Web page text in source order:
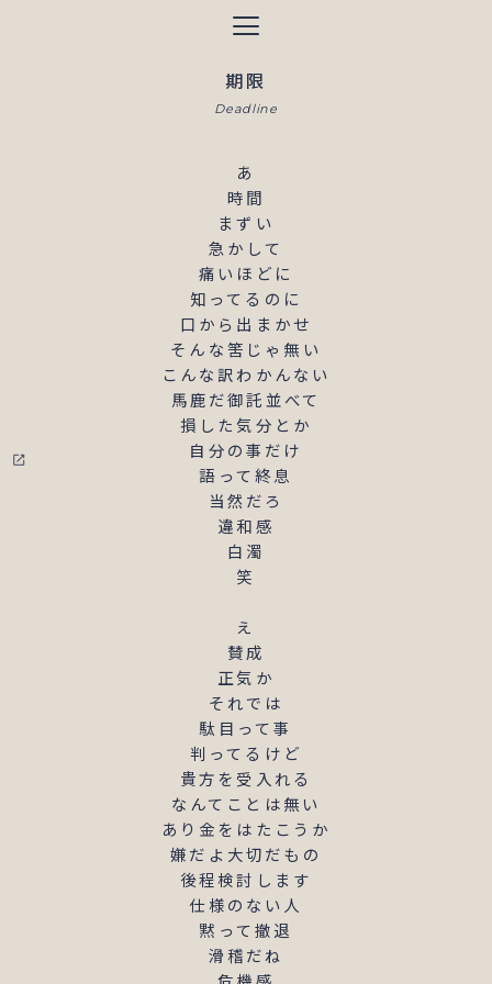
サイトのメニュー
open_in_new
期限
Deadline
あ
時間
まずい
急かして
痛いほどに
知ってるのに
口から出まかせ
そんな筈じゃ無い
こんな訳わかんない
馬鹿だ御託並べて
損した気分とか
自分の事だけ
語って終息
当然だろ
違和感
白濁
笑
え
賛成
正気か
それでは
駄目って事
判ってるけど
貴方を受入れる
なんてことは無い
あり金をはたこうか
嫌だよ大切だもの
後程検討します
仕様のない人
黙って撤退
滑稽だね